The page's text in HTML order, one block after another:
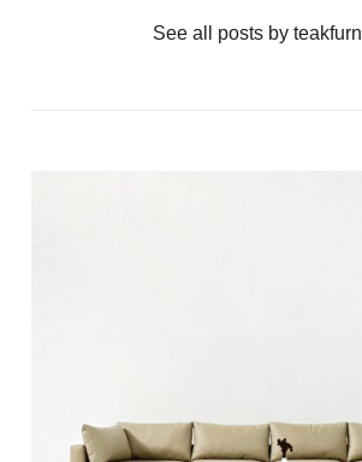
See all posts by teakfurn